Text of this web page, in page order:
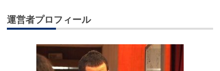
運営者プロフィール